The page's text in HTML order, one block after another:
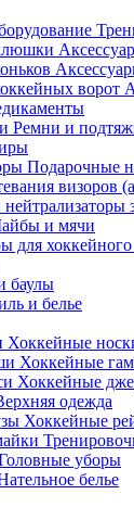
Ремни и
Подарочные
и мячи
баулы
и белье
Хоккейные
Хоккейные
Хоккейные
одежда
Хоккейные
уборы
белье